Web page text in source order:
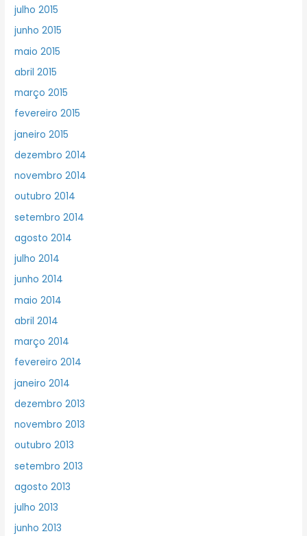
julho 2015
junho 2015
maio 2015
abril 2015
março 2015
fevereiro 2015
janeiro 2015
dezembro 2014
novembro 2014
outubro 2014
setembro 2014
agosto 2014
julho 2014
junho 2014
maio 2014
abril 2014
março 2014
fevereiro 2014
janeiro 2014
dezembro 2013
novembro 2013
outubro 2013
setembro 2013
agosto 2013
julho 2013
junho 2013